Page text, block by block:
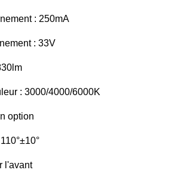
: 250mA
: 33V
: 3000/4000/6000K
option
l'avant